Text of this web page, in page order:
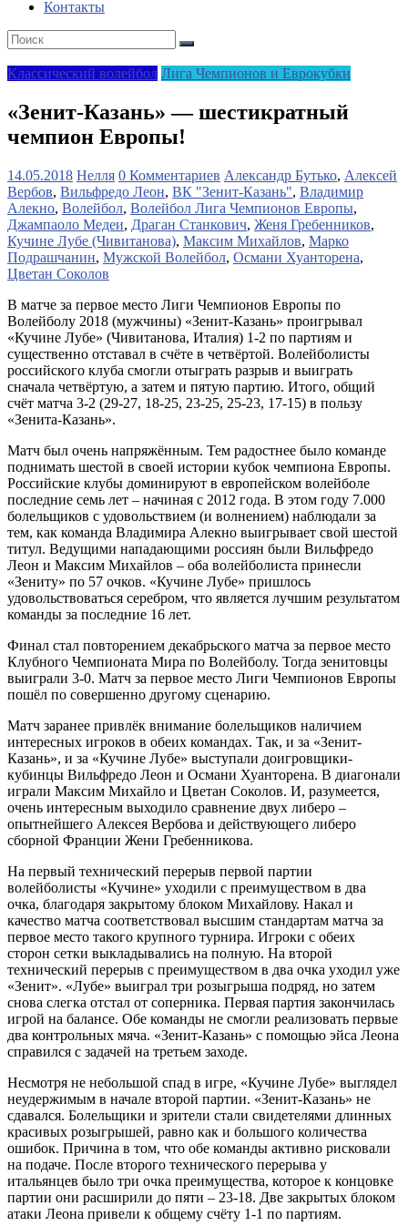
Контакты
Классический волейбол Лига Чемпионов и Еврокубки
«Зенит-Казань» — шестикратный
чемпион Европы!
14.05.2018 Нелля 0 Комментариев Александр Бутько, Алексей
Вербов, Вильфредо Леон, ВК "Зенит-Казань", Владимир
Алекно, Волейбол, Волейбол Лига Чемпионов Европы,
Джампаоло Медеи, Драган Станкович, Женя Гребенников,
Кучине Лубе (Чивитанова), Максим Михайлов, Марко
Подрашчанин, Мужской Волейбол, Османи Хуанторена,
Цветан Соколов
В матче за первое место Лиги Чемпионов Европы по
Волейболу 2018 (мужчины) «Зенит-Казань» проигрывал
«Кучине Лубе» (Чивитанова, Италия) 1-2 по партиям и
существенно отставал в счёте в четвёртой. Волейболисты
российского клуба смогли отыграть разрыв и выиграть
сначала четвёртую, а затем и пятую партию. Итого, общий
счёт матча 3-2 (29-27, 18-25, 23-25, 25-23, 17-15) в пользу
«Зенита-Казань».
Матч был очень напряжённым. Тем радостнее было команде
поднимать шестой в своей истории кубок чемпиона Европы.
Российские клубы доминируют в европейском волейболе
последние семь лет – начиная с 2012 года. В этом году 7.000
болельщиков с удовольствием (и волнением) наблюдали за
тем, как команда Владимира Алекно выигрывает свой шестой
титул. Ведущими нападающими россиян были Вильфредо
Леон и Максим Михайлов – оба волейболиста принесли
«Зениту» по 57 очков. «Кучине Лубе» пришлось
удовольствоваться серебром, что является лучшим результатом
команды за последние 16 лет.
Финал стал повторением декабрьского матча за первое место
Клубного Чемпионата Мира по Волейболу. Тогда зенитовцы
выиграли 3-0. Матч за первое место Лиги Чемпионов Европы
пошёл по совершенно другому сценарию.
Матч заранее привлёк внимание болельщиков наличием
интересных игроков в обеих командах. Так, и за «Зенит-
Казань», и за «Кучине Лубе» выступали доигровщики-
кубинцы Вильфредо Леон и Османи Хуанторена. В диагонали
играли Максим Михайло и Цветан Соколов. И, разумеется,
очень интересным выходило сравнение двух либеро –
опытнейшего Алексея Вербова и действующего либеро
сборной Франции Жени Гребенникова.
На первый технический перерыв первой партии
волейболисты «Кучине» уходили с преимуществом в два
очка, благодаря закрытому блоком Михайлову. Накал и
качество матча соответствовал высшим стандартам матча за
первое место такого крупного турнира. Игроки с обеих
сторон сетки выкладывались на полную. На второй
технический перерыв с преимуществом в два очка уходил уже
«Зенит». «Лубе» выиграл три розыгрыша подряд, но затем
снова слегка отстал от соперника. Первая партия закончилась
игрой на балансе. Обе команды не смогли реализовать первые
два контрольных мяча. «Зенит-Казань» с помощью эйса Леона
справился с задачей на третьем заходе.
Несмотря не небольшой спад в игре, «Кучине Лубе» выглядел
неудержимым в начале второй партии. «Зенит-Казань» не
сдавался. Болельщики и зрители стали свидетелями длинных
красивых розыгрышей, равно как и большого количества
ошибок. Причина в том, что обе команды активно рисковали
на подаче. После второго технического перерыва у
итальянцев было три очка преимущества, которое к концовке
партии они расширили до пяти – 23-18. Две закрытых блоком
атаки Леона привели к общему счёту 1-1 по партиям.